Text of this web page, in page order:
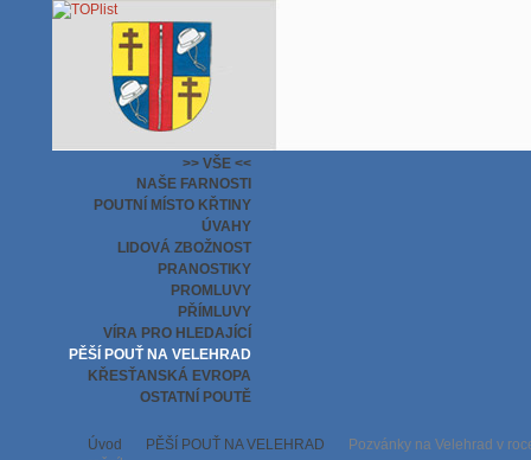
>> VŠE <<
NAŠE FARNOSTI
POUTNÍ MÍSTO KŘTINY
ÚVAHY
LIDOVÁ ZBOŽNOST
PRANOSTIKY
PROMLUVY
PŘÍMLUVY
VÍRA PRO HLEDAJÍCÍ
PĚŠÍ POUŤ NA VELEHRAD
KŘESŤANSKÁ EVROPA
OSTATNÍ POUTĚ
Úvod PĚŠÍ POUŤ NA VELEHRAD
Pozvánky na Velehrad v